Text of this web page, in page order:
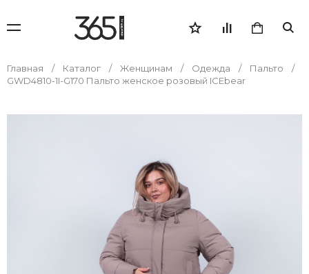
Главная Каталог Женщинам Одежда
Пальто
GWD4810-1I-G170 Пальто женское розовый ICEbear